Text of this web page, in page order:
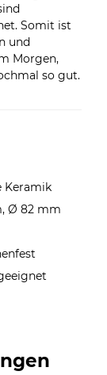
Somit ist
und
Morgen,
so gut.
Keramik
Ø 82 mm